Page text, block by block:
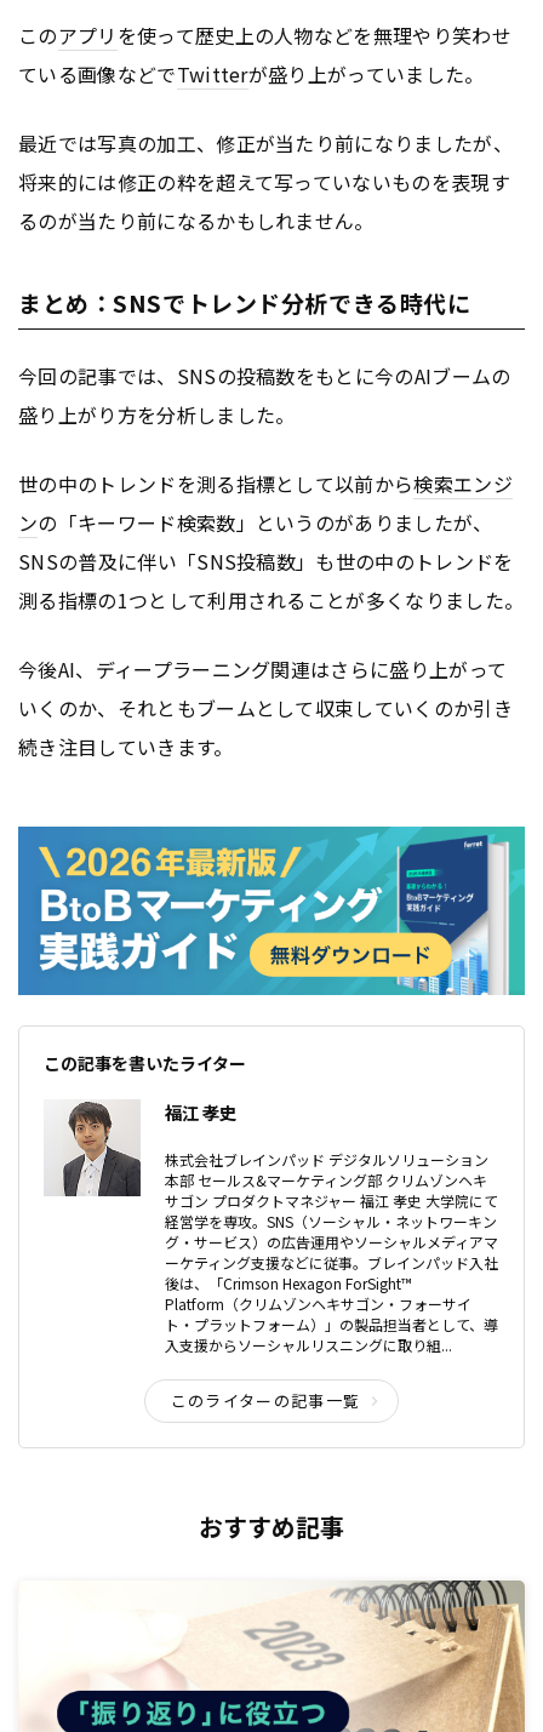
このアプリ を使って歴史上の人物などを無理やり笑わせ
ている画像などでTwitterが盛り上がっていました。
最近では写真の加工、修正が当たり前になりましたが、
将来的には修正の粋を超えて写っていないものを表現す
るのが当たり前になるかもしれません。
まとめ：SNSでトレンド分析できる時代に
今回の記事では、SNSの投稿数をもとに今のAIブームの
盛り上がり方を分析しました。
世の中のトレンドを測る指標として以前から検索エンジ
ンの「キーワード検索数」というのがありましたが、
SNSの普及に伴い「SNS投稿数」も世の中のトレンドを
測る指標の1つとして利用されることが多くなりました。
今後AI、ディープラーニング関連はさらに盛り上がって
いくのか、それともブームとして収束していくのか引き
続き注目していきます。
この記事を書いたライター
福江 孝史
株式会社ブレインパッド デジタルソリューション
本部 セールス&マーケティング部 クリムゾンヘキ
サゴン プロダクトマネジャー 福江 孝史 大学院にて
経営学を専攻。SNS（ソーシャル・ネットワーキン
グ・サービス）の広告運用やソーシャルメディアマ
ーケティング支援などに従事。ブレインパッド入社
後は、「Crimson Hexagon ForSight™
Platform（クリムゾンヘキサゴン・フォーサイ
ト・プラットフォーム）」の製品担当者として、導
入支援からソーシャルリスニングに取り組...
このライターの記事一覧
おすすめ記事